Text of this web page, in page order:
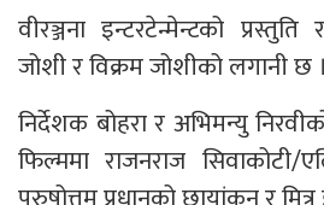
वीरञ्जना इन्टरटेन्मेन्टको
जोशी र विक्रम जोशीको लगानी छ ।
निर्देशक बोहरा र अभिमन्यु
फिल्ममा राजनराज सिवाकोटी/